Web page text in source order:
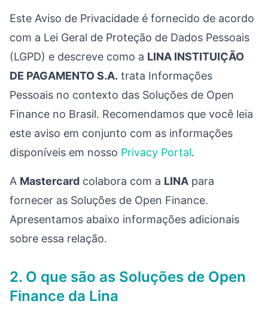
Este Aviso de Privacidade é fornecido de acordo
com a Lei Geral de Proteção de Dados Pessoais
(LGPD) e descreve como a LINA INSTITUIÇÃO
DE PAGAMENTO S.A. trata Informações
Pessoais no contexto das Soluções de Open
Finance no Brasil. Recomendamos que você leia
este aviso em conjunto com as informações
disponíveis em nosso Privacy Portal.
A Mastercard colabora com a LINA para
fornecer as Soluções de Open Finance.
Apresentamos abaixo informações adicionais
sobre essa relação.
2. O que são as Soluções de Open
Finance da Lina